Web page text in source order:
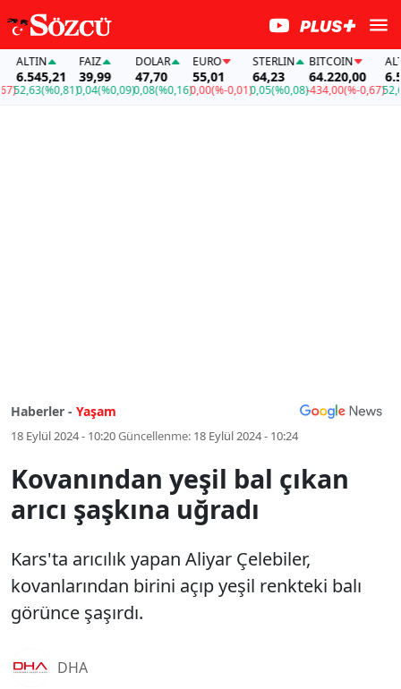
ALTIN
6.545,21
(%0,81)
FAİZ
39,99
0,04(%0,09)
DOLAR
47,70
0,08(%0,16)
EURO
55,01
0,00(%-0,01)
STERLIN
64,23
0,05(%0,08)
BITCOIN
64.220,00
-434,00(%-0,67)
ALTIN
52,63
Haberler - Yaşam
18 Eylül 2024 - 10:20Güncellenme: 18 Eylül 2024 - 10:24
Kovanından yeşil bal çıkan
arıcı şaşkına uğradı
Kars'ta arıcılık yapan Aliyar Çelebiler,
kovanlarından birini açıp yeşil renkteki balı
görünce şaşırdı.
DHA